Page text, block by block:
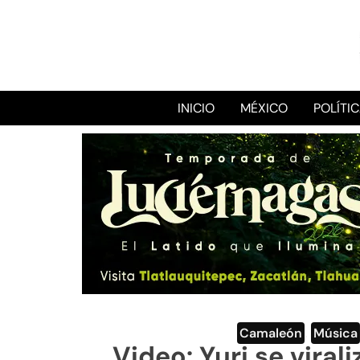
INICIO MÉXICO
Camaleón Música